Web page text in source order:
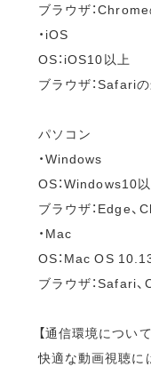
ブラウザ：
・iOS
OS：iOS10以上
ブラウザ：Safari
パソコン
・Windows
OS：Windows10
ブラウザ：Edge
・Mac
OS：Mac OS
ブラウザ：Safari
【通信環境について
快適な動画視聴に